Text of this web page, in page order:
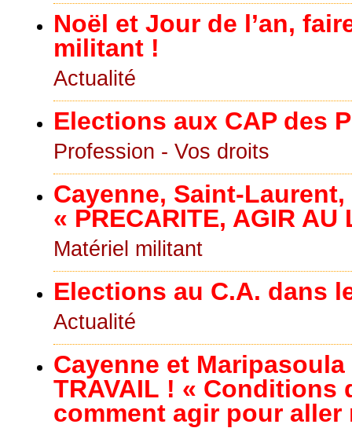
Noël et Jour de l’an,
militant !
Actualité
Elections aux CAP des
Profession - Vos droits
Cayenne, Saint-
« PRECARITE, AGIR AU
Matériel militant
Elections au C.A. dans
Actualité
Cayenne et
TRAVAIL ! «
comment agir pour aller